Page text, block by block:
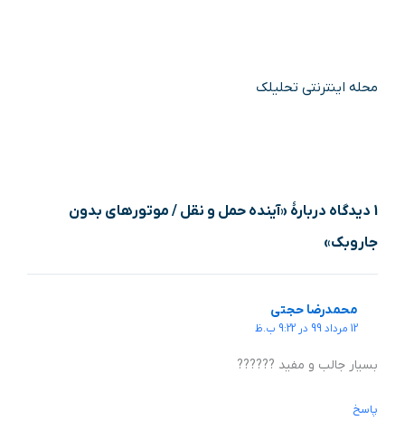
محله اینترنتی تحلیلک
1 دیدگاه دربارهٔ «آینده حمل‌ و نقل / موتورهای بدون
جاروبک»
محمدرضا حجتی
12 مرداد 99 در 9:22 ب.ظ
بسیار جالب و مفید ??????
پاسخ